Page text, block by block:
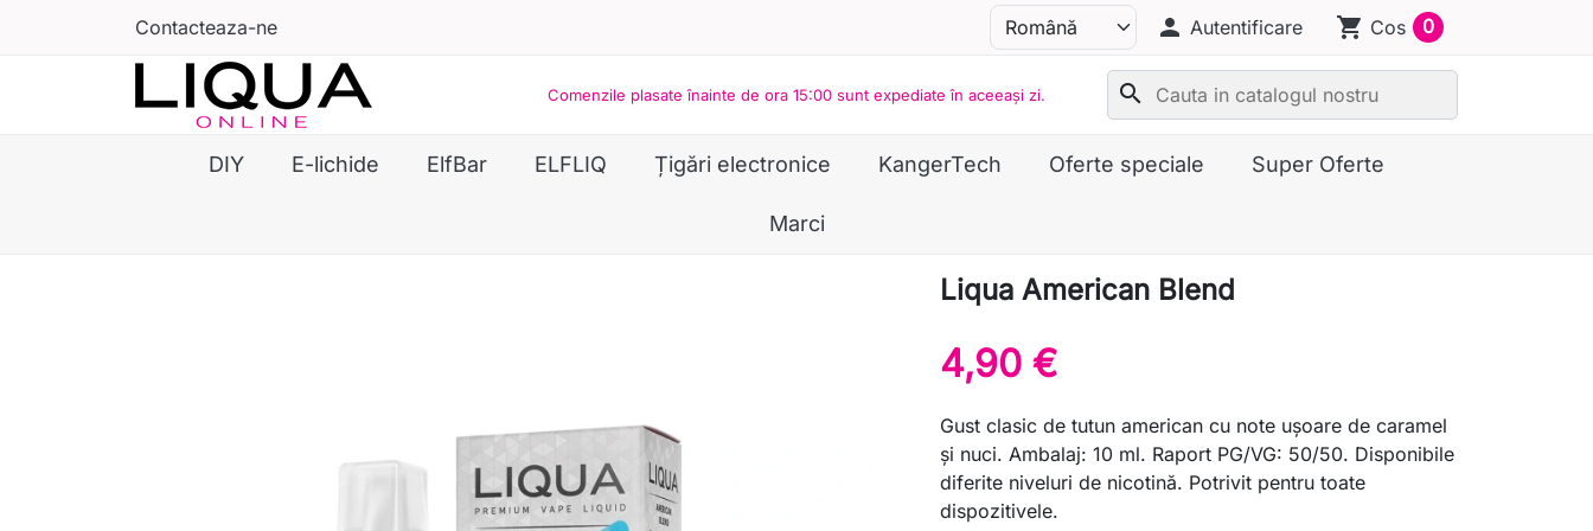
Contacteaza-ne person Autentificare shopping_cart Cos 0
Comenzile plasate înainte de ora 15:00 sunt expediate în aceeași zi. search
DIY E-lichide ElfBar ELFLIQ Țigări electronice KangerTech Oferte speciale Super Oferte
Marci
Liqua American Blend
4,90 €
Gust clasic de tutun american cu note ușoare de caramel
și nuci. Ambalaj: 10 ml. Raport PG/VG: 50/50. Disponibile
diferite niveluri de nicotină. Potrivit pentru toate
dispozitivele.